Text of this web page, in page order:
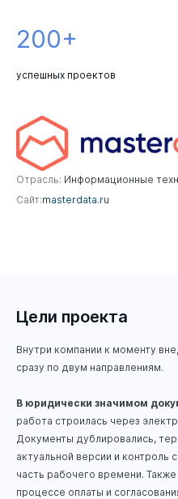
200+
успешных проектов
Отрасль: Информационные
Сайт:masterdata.ru
Цели проекта
Внутри компании к моменту
сразу по двум направлениям.
В юридически значимом
работа строилась через
Документы дублировались,
актуальной версии и контроль
часть рабочего времени.
процессе оплаты и